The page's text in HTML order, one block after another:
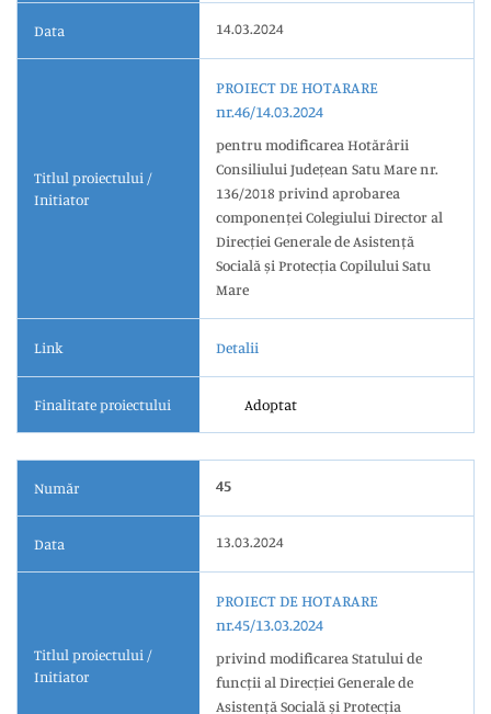
Data 14.03.2024
Titlul proiectului /
Initiator
PROIECT DE HOTARARE
nr.46/14.03.2024
pentru modificarea Hotărârii
Consiliului Județean Satu Mare nr.
136/2018 privind aprobarea
componenței Colegiului Director al
Direcției Generale de Asistență
Socială și Protecția Copilului Satu
Mare
Link Detalii
Finalitate proiectului Adoptat
Număr 45
Data 13.03.2024
Titlul proiectului /
Initiator
PROIECT DE HOTARARE
nr.45/13.03.2024
privind modificarea Statului de
funcții al Direcției Generale de
Asistență Socială și Protecția